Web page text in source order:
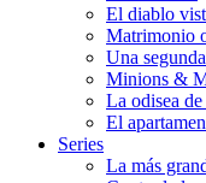
El diablo
Matrimonio
Una
Minions &
La odisea
El
Series
La más